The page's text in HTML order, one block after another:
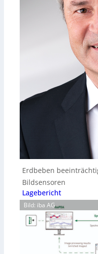
Erdbeben
Bildsensoren
Lagebericht
Bild: iba AG